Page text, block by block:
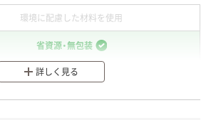
環境に配慮した材料を使用
省資源・無包装
分別・リサイクルしやすい設計
詳しく見る